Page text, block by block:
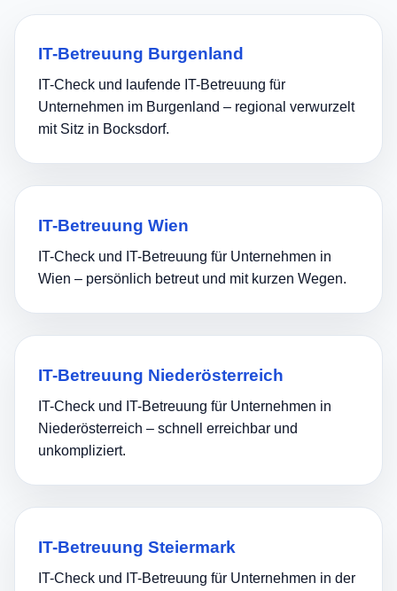
IT-Betreuung Burgenland
IT-Check und laufende IT-Betreuung für
Unternehmen im Burgenland – regional verwurzelt
mit Sitz in Bocksdorf.
IT-Betreuung Wien
IT-Check und IT-Betreuung für Unternehmen in
Wien – persönlich betreut und mit kurzen Wegen.
IT-Betreuung Niederösterreich
IT-Check und IT-Betreuung für Unternehmen in
Niederösterreich – schnell erreichbar und
unkompliziert.
IT-Betreuung Steiermark
IT-Check und IT-Betreuung für Unternehmen in der